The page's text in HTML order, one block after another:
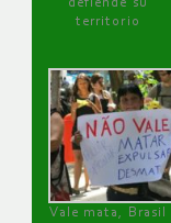
defiende su
territorio
Vale mata, Brasil